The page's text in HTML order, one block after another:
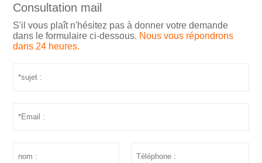
Consultation mail
S'il vous plaît n'hésitez pas à donner votre demande
dans le formulaire ci-dessous. Nous vous répondrons
dans 24 heures.